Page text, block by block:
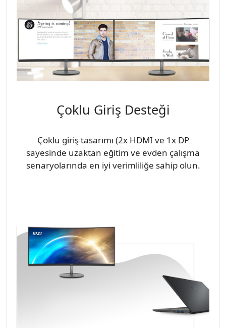
Çoklu Giriş Desteği
Çoklu giriş tasarımı (2x HDMI ve 1x DP
sayesinde uzaktan eğitim ve evden çalışma
senaryolarında en iyi verimliliğe sahip olun.